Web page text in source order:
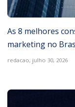
As 8 melhores
marketing no
redacao, julho 30, 2026